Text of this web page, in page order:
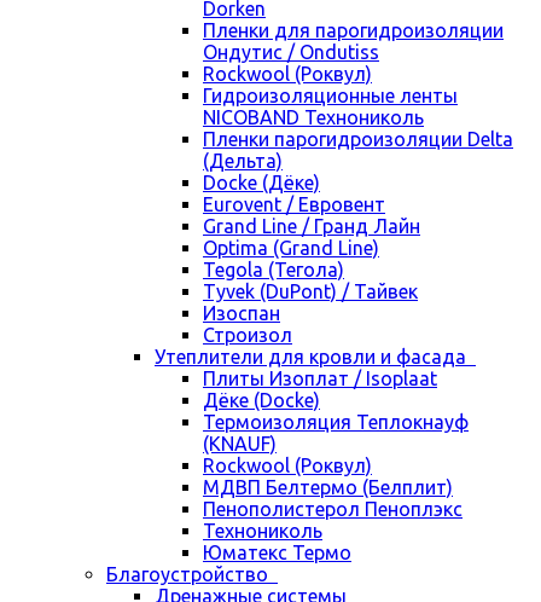
Dorken
Пленки для парогидроизоляции
Ондутис / Ondutiss
Rockwool (Роквул)
Гидроизоляционные ленты
NICOBAND Технониколь
Пленки парогидроизоляции Delta
(Дельта)
Docke (Дёке)
Eurovent / Евровент
Grand Line / Гранд Лайн
Optima (Grand Line)
Tegola (Тегола)
Tyvek (DuPont) / Тайвек
Изоспан
Строизол
Утеплители для кровли и фасада
Плиты Изоплат / Isoplaat
Дёке (Docke)
Термоизоляция Теплокнауф
(KNAUF)
Rockwool (Роквул)
МДВП Белтермо (Белплит)
Пенополистерол Пеноплэкс
Технониколь
Юматекс Термо
Благоустройство
Дренажные системы